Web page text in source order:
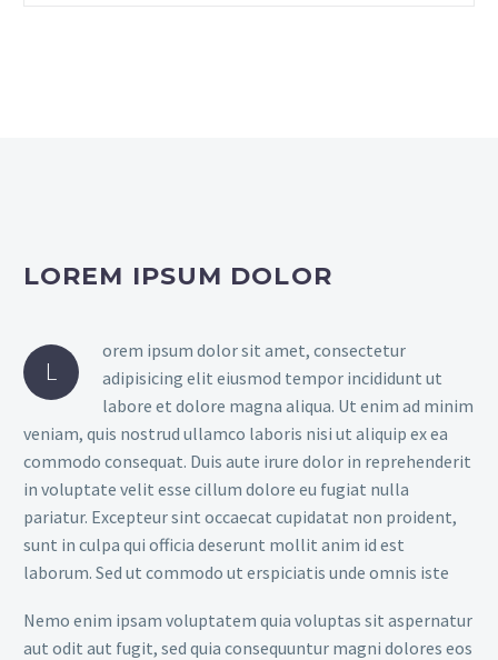
LOREM IPSUM DOLOR
L
orem ipsum dolor sit amet, consectetur
adipisicing elit eiusmod tempor incididunt ut
labore et dolore magna aliqua. Ut enim ad minim
veniam, quis nostrud ullamco laboris nisi ut aliquip ex ea
commodo consequat. Duis aute irure dolor in reprehenderit
in voluptate velit esse cillum dolore eu fugiat nulla
pariatur. Excepteur sint occaecat cupidatat non proident,
sunt in culpa qui officia deserunt mollit anim id est
laborum. Sed ut commodo ut erspiciatis unde omnis iste
Nemo enim ipsam voluptatem quia voluptas sit aspernatur
aut odit aut fugit, sed quia consequuntur magni dolores eos